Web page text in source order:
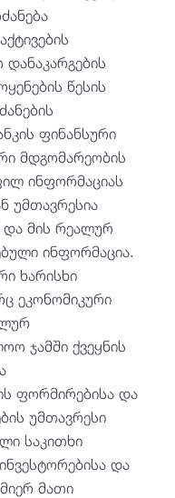
წესის
ფინანსური
მდგომარეობის
ინფორმაციას
უმთავრესია
და მის რეალურ
ინფორმაცია.
ხარისხი
ეკონომიკური
ჯამში ქვეყნის
ფორმირებისა და
უმთავრესი
საკითხი
და
მათი